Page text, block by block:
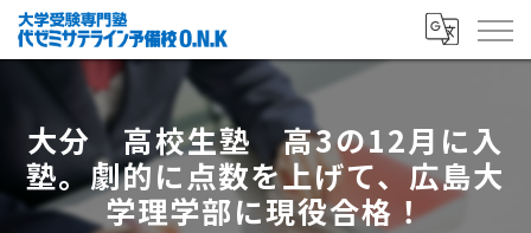
大分 高校生塾 高3の12月に入
塾。劇的に点数を上げて、広島大
学理学部に現役合格！